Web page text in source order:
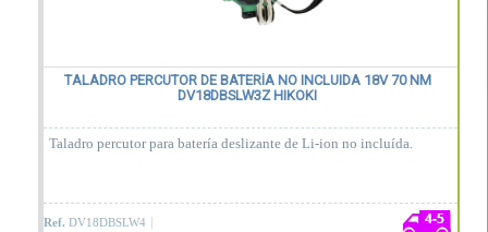
TALADRO PERCUTOR DE BATERÍA NO INCLUIDA 18V 70 NM
DV18DBSLW3Z HIKOKI
Taladro percutor para batería deslizante de Li-ion no incluída.
Ref. DV18DBSLW4